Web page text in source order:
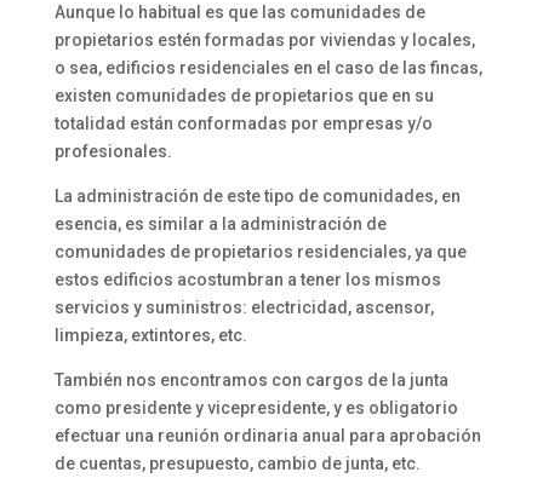
Aunque lo habitual es que las comunidades de
propietarios estén formadas por viviendas y locales,
o sea, edificios residenciales en el caso de las fincas,
existen comunidades de propietarios que en su
totalidad están conformadas por empresas y/o
profesionales.
La administración de este tipo de comunidades, en
esencia, es similar a la administración de
comunidades de propietarios residenciales, ya que
estos edificios acostumbran a tener los mismos
servicios y suministros: electricidad, ascensor,
limpieza, extintores, etc.
También nos encontramos con cargos de la junta
como presidente y vicepresidente, y es obligatorio
efectuar una reunión ordinaria anual para aprobación
de cuentas, presupuesto, cambio de junta, etc.